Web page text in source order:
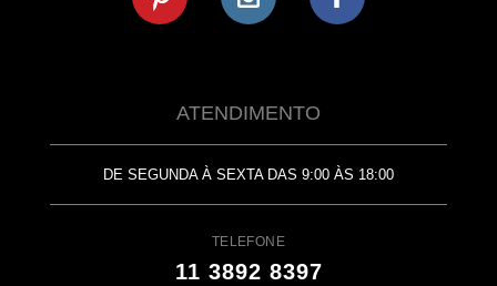
ATENDIMENTO
DE SEGUNDA À SEXTA DAS 9:00 ÀS 18:00
TELEFONE
11 3892 8397